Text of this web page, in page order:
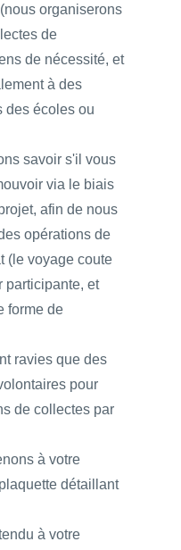
organiserons
de
de nécessité, et
à des
des écoles ou
savoir s'il vous
via le biais
afin de nous
opérations de
(le voyage coute
participante, et
forme de
ravies que des
pour
de collectes par
à votre
détaillant
à votre